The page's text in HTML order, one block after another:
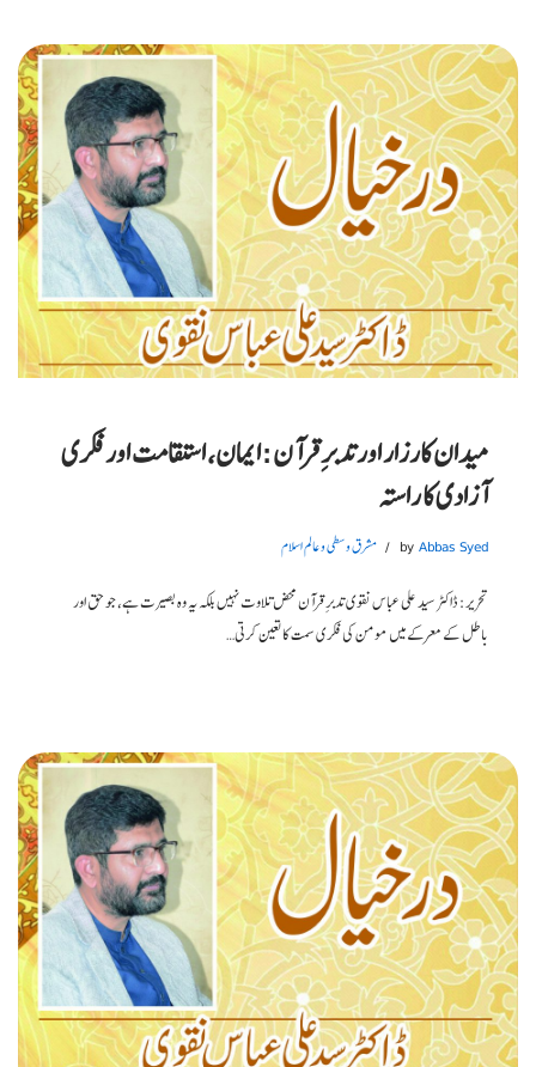
میدان کارزار اور تدبرِ قرآن: ایمان، استقامت اور فکری
آزادی کا راستہ
by Abbas Syed مشرق وسطی و عالم اسلام
تحریر: ڈاکٹر سید علی عباس نقوی تدبرِ قرآن محض تلاوت نہیں بلکہ یہ وہ بصیرت ہے، جو حق اور
باطل کے معرکے میں مومن کی فکری سمت کا تعین کرتی…